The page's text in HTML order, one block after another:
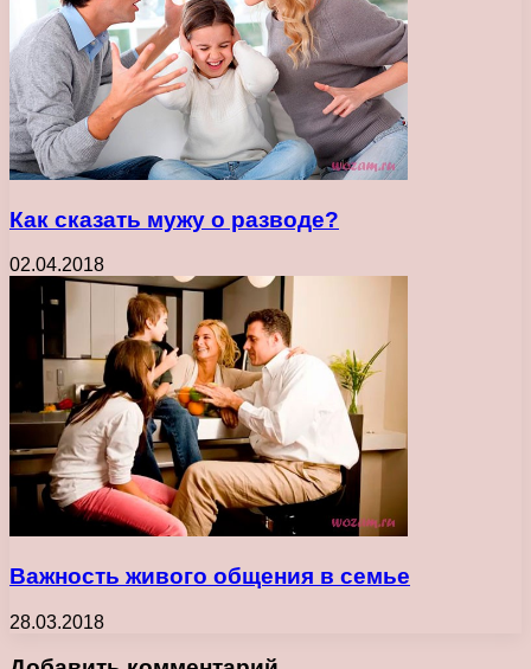
Как сказать мужу о разводе?
02.04.2018
Важность живого общения в семье
28.03.2018